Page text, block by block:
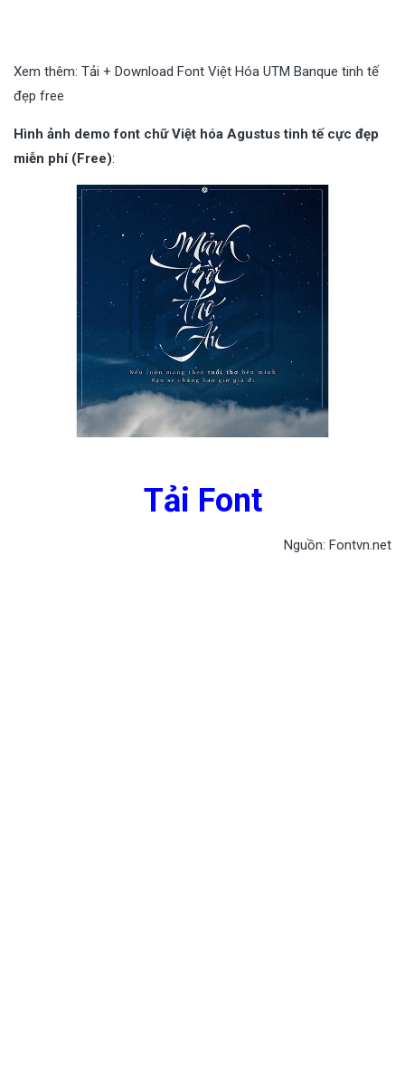
Xem thêm: Tải + Download Font Việt Hóa UTM Banque tinh tế
đẹp free
Hình ảnh demo font chữ Việt hóa Agustus tinh tế cực đẹp
miễn phí (Free):
Tải Font
Nguồn: Fontvn.net